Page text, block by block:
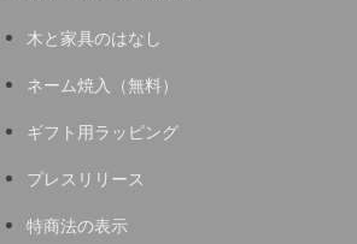
木と家具のはなし
ネーム焼入（無料）
ギフト用ラッピング
プレスリリース
特商法の表示